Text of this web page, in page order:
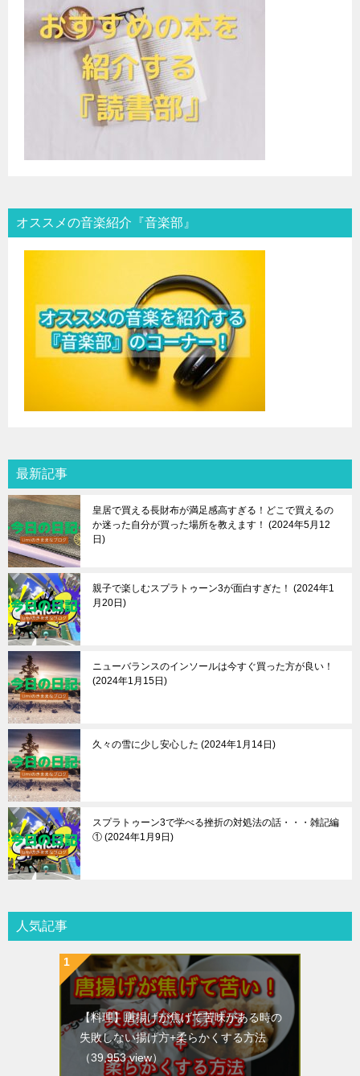
オススメの音楽紹介『音楽部』
最新記事
皇居で買える長財布が満足感高すぎる！どこで買えるの
か迷った自分が買った場所を教えます！
2024年5月12
日
親子で楽しむスプラトゥーン3が面白すぎた！
2024年1
月20日
ニューバランスのインソールは今すぐ買った方が良い！
2024年1月15日
久々の雪に少し安心した 2024年1月14日
スプラトゥーン3で学べる挫折の対処法の話・・・雑記編
① 2024年1月9日
人気記事
【料理】唐揚げが焦げて苦味がある時の
失敗しない揚げ方+柔らかくする方法
（39,953 view）